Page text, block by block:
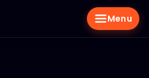
Menu